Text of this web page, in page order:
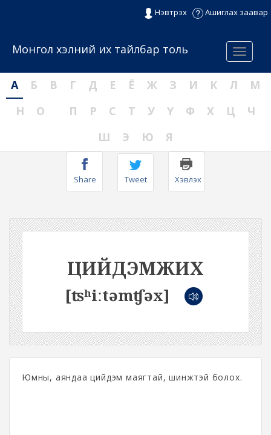
Нэвтрэх Ашиглах заавар
Menu
Монгол хэлний их тайлбар толь
А Б В Г Д Е Ё Ж З И К Л
М
Н
О П Р С Т У Ү Ф Х Ц
Ч
Ш
Э Ю Я
Share Tweet Хэвлэх
ЦИЙДЭМЖИХ
[ʦʰiːtəmʧəx]
Юмны, аяндаа цийдэм маягтай, шинжтэй болох.